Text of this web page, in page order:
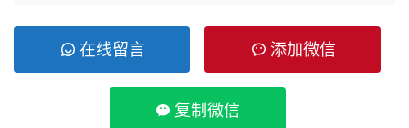
在线留言 添加微信
复制微信